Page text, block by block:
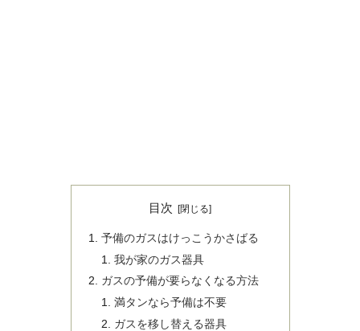
目次
予備のガスはけっこうかさばる
我が家のガス器具
ガスの予備が要らなくなる方法
満タンなら予備は不要
ガスを移し替える器具